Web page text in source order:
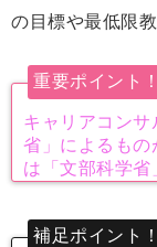
の目標や最低限
重要ポイント！
キャリアコン
省」によるもの
は「文部科学省
補足ポイント！